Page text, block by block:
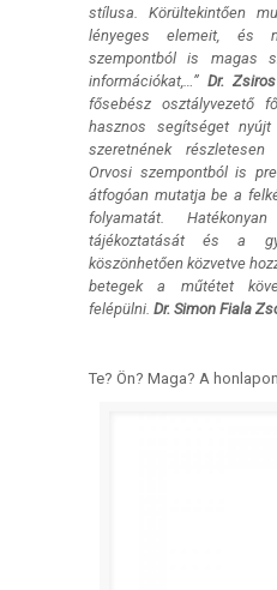
stílusa. Körültekintően
lényeges elemeit, és
szempontból is magas
információkat,…” Dr.
fősebész osztályvezető
hasznos segítséget
szeretnének
Orvosi szempontból is
átfogóan mutatja be a
folyamatát.
tájékoztatását és a
köszönhetően közvetve
betegek a műtétet
felépülni. Dr. Simon Fiala
Te? Ön? Maga? A